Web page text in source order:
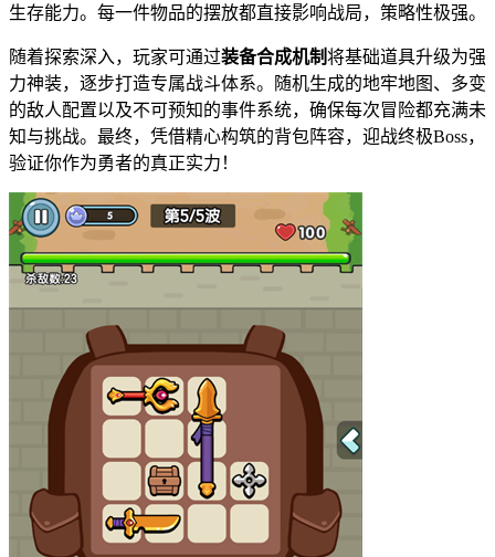
生存能力。每一件物品的摆放都直接影响战局，策略性极强。
随着探索深入，玩家可通过装备合成机制将基础道具升级为强
力神装，逐步打造专属战斗体系。随机生成的地牢地图、多变
的敌人配置以及不可预知的事件系统，确保每次冒险都充满未
知与挑战。最终，凭借精心构筑的背包阵容，迎战终极Boss，
验证你作为勇者的真正实力！